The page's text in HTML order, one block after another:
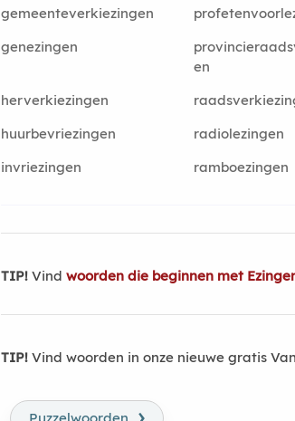
gemeenteverkiezingen
genezingen
en
herverkiezingen
huurbevriezingen
radiolezingen
invriezingen
ramboezingen
TIP! Vind woorden die beginnen met
TIP! Vind woorden in onze nieuwe gratis